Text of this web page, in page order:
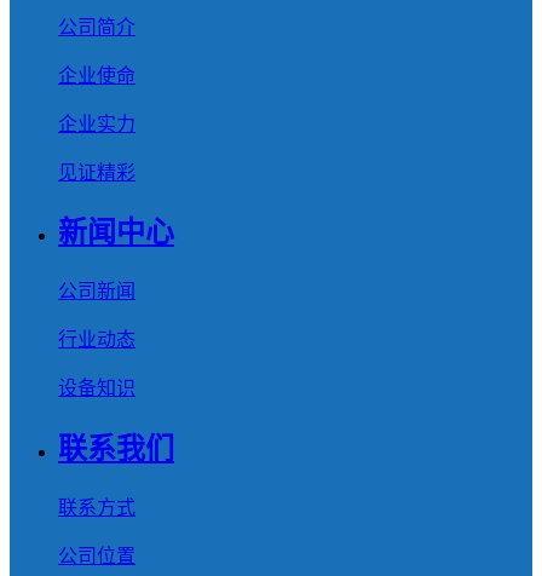
公司简介
企业使命
企业实力
见证精彩
新闻中心
公司新闻
行业动态
设备知识
联系我们
联系方式
公司位置